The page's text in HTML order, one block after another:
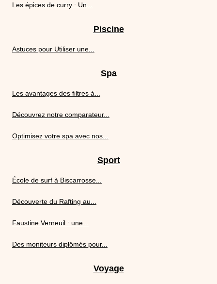
Les épices de curry : Un...
Piscine
Astuces pour Utiliser une...
Spa
Les avantages des filtres à...
Découvrez notre comparateur...
Optimisez votre spa avec nos...
Sport
École de surf à Biscarrosse...
Découverte du Rafting au...
Faustine Verneuil : une...
Des moniteurs diplômés pour...
Voyage